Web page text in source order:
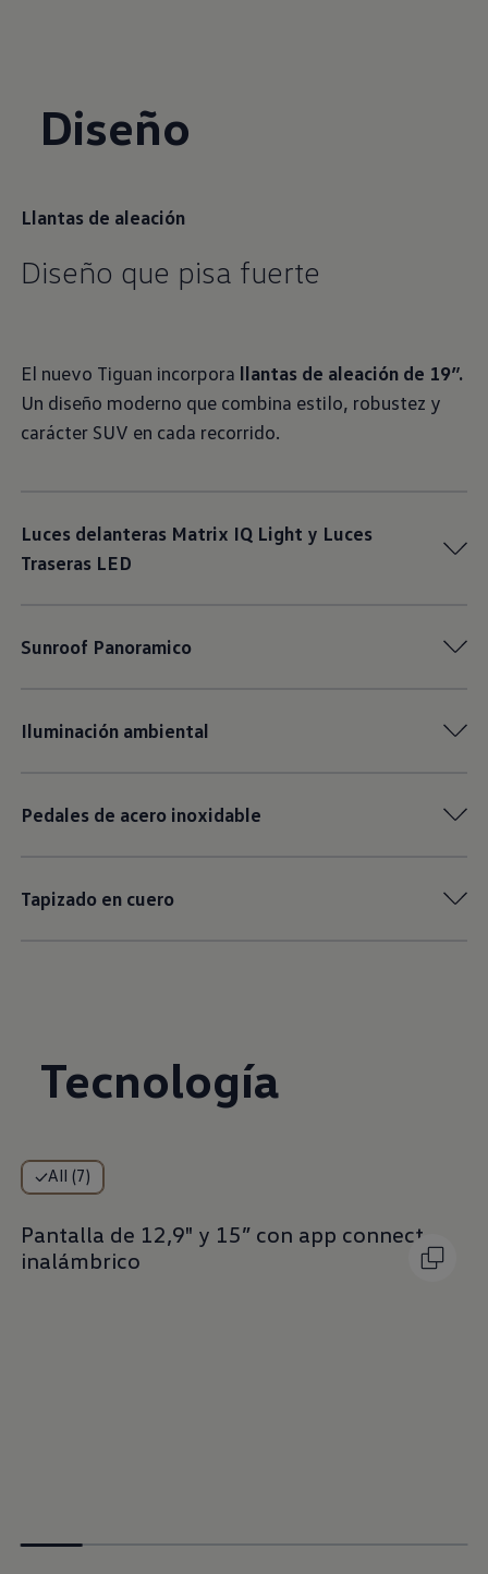
Diseño
Llantas de aleación
Diseño que pisa fuerte
El nuevo Tiguan incorpora llantas de aleación de 19”.
Un diseño moderno que combina estilo, robustez y
carácter SUV en cada recorrido.
Luces delanteras Matrix IQ Light y Luces
Traseras LED
Sunroof Panoramico
Iluminación ambiental
Pedales de acero inoxidable
Tapizado en cuero
Tecnología
All (7)
Pantalla de 12,9" y 15” con app connect
inalámbrico